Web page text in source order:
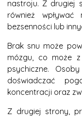
nastroju. Z drugiej
również
bezsenności lub
Brak snu może
mózgu, co może
psychiczne.
doświadczać
koncentracji oraz
Z drugiej strony,